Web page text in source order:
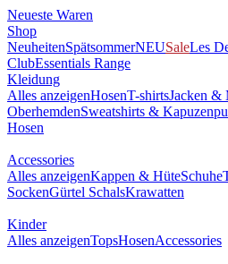
Neueste Waren
Shop
NeuheitenSpätsommerNEUSaleLes
ClubEssentials Range
Kleidung
Alles anzeigenHosenT-shirtsJacken &
OberhemdenSweatshirts &
Hosen
Accessories
Alles anzeigenKappen & HüteSchuhe
SockenGürtel SchalsKrawatten
Kinder
Alles anzeigenTopsHosenAccessories